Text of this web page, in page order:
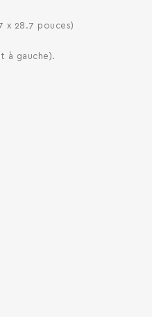
x 28.7 pouces)
à gauche).